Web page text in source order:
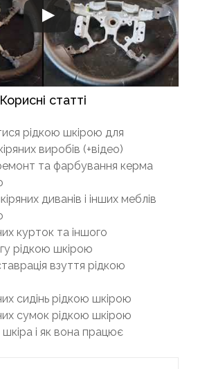
Корисні статті
рідкою шкірою для
виробів (+відео)
та фарбування керма
диванів і інших меблів
курток та іншого
рідкою шкірою
взуття рідкою
сидінь рідкою шкірою
сумок рідкою шкірою
і як вона працює